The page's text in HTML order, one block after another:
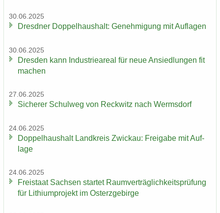
30.06.2025
Dresd­ner Dop­pel­haus­halt: Ge­neh­mi­gung mit Auf­la­gen
30.06.2025
Dres­den kann In­dus­trie­are­al für neue An­sied­lun­gen fit
ma­chen
27.06.2025
Si­che­rer Schul­weg von Reck­witz nach Werms­dorf
24.06.2025
Dop­pel­haus­halt Land­kreis Zwi­ckau: Frei­ga­be mit Auf­
la­ge
24.06.2025
Frei­staat Sach­sen star­tet Ra­um­ver­träg­lich­keits­prü­fung
für Li­thi­um­pro­jekt im Ost­erz­ge­bir­ge